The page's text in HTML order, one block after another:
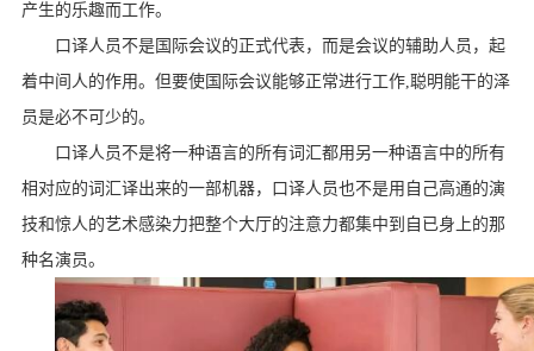
产生的乐趣而工作。
口译人员不是国际会议的正式代表，而是会议的辅助人员，起
着中间人的作用。但要使国际会议能够正常进行工作,聪明能干的泽
员是必不可少的。
口译人员不是将一种语言的所有词汇都用另一种语言中的所有
相对应的词汇译出来的一部机器，口译人员也不是用自己高通的演
技和惊人的艺术感染力把整个大厅的注意力都集中到自已身上的那
种名演员。